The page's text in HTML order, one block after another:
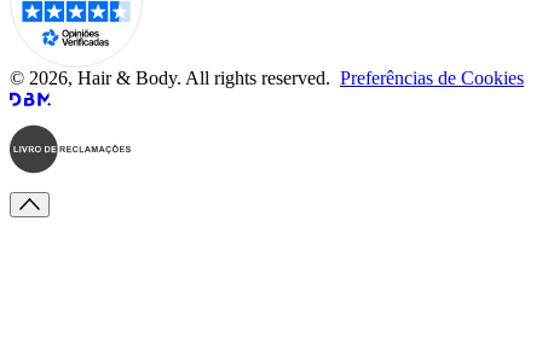
© 2026, Hair & Body. All rights reserved. Preferências de Cookies